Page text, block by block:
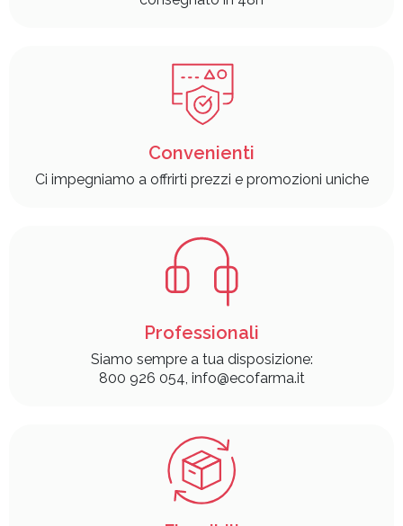
Convenienti
Ci impegniamo a offrirti prezzi e promozioni uniche
Professionali
Siamo sempre a tua disposizione:
800 926 054, info@ecofarma.it